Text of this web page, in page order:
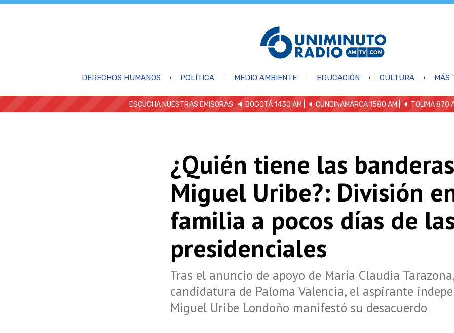
DERECHOS HUMANOS POLÍTICA MEDIO AMBIENTE EDUCACIÓN CULTURA MÁS
ESCUCHA NUESTRAS EMISORAS: 🔈 BOGOTÁ 1430 AM | 🔈 CUNDINAMARCA 1580 AM | 🔈 TOLIMA 870
¿Quién tiene las
Miguel Uribe?: División
familia a pocos días de
presidenciales
Tras el anuncio de apoyo de María Claudia
candidatura de Paloma Valencia, el aspirante
Miguel Uribe Londoño manifestó su desacuerdo